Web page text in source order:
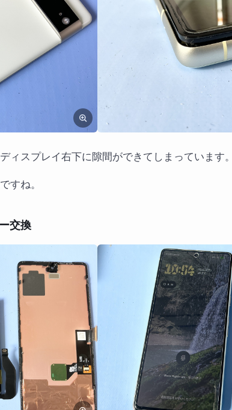
ィスプレイ右下に隙間ができてしまっています
すね。
交換